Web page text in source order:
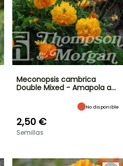
Meconopsis cambrica
Double Mixed - Amapola a…
No disponible
2,50 €
Semillas